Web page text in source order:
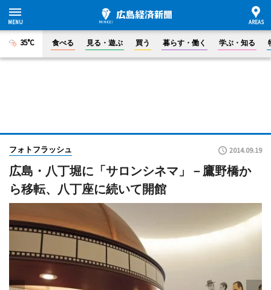
35°C 食べる 見る・遊ぶ 買う 暮らす・働く 学ぶ・知る
フォトフラッシュ 2014.09.19
広島・八丁堀に「サロンシネマ」－鷹野橋か
ら移転、八丁座に続いて開館